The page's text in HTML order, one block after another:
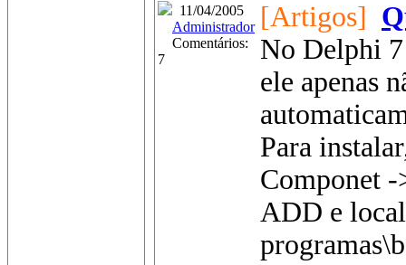
11/04/2005
Administrador
Comentários:
7
[Artigos]
No Delphi
ele apenas
Para
Componet
ADD e